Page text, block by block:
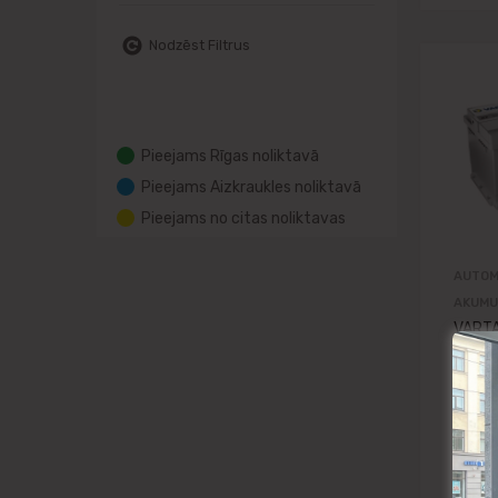
A7
Nodzēst Filtrus
Pieejams Rīgas noliktavā
Pieejams Aizkraukles noliktavā
Pieejams no citas noliktavas